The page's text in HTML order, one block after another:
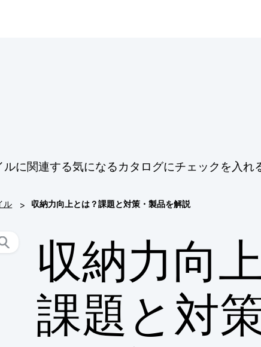
に関連する気になるカタログにチェックを入れ
ル > 収納力向上とは？課題と対策・製品を解説
収納力向
課題と対